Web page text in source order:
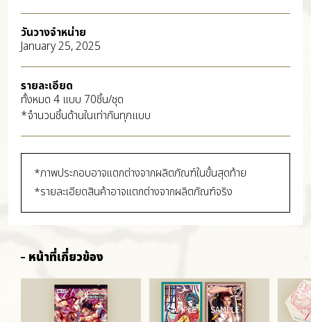
วันวางจำหน่าย
January 25, 2025
รายละเอียด
ทั้งหมด 4 แบบ 70ชิ้น/ชุด
*จำนวนชิ้นด้านในเท่ากันทุกแบบ
*ภาพประกอบอาจแตกต่างจากผลิตภัณฑ์ในขั้นสุดท้าย
*รายละเอียดสินค้าอาจแตกต่างจากผลิตภัณฑ์จริง
หน้าที่เกี่ยวข้อง